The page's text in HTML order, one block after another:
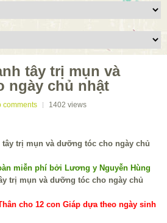
tây trị mụn và
ngày chủ nhật
comments 1402 views
miễn phí bởi Lương y Nguyễn Hùng
cho 12 con Giáp dựa theo ngày sinh